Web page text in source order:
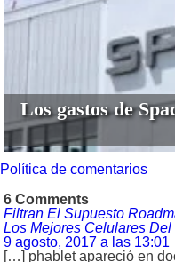
Los gastos de
Política de comentarios
6 Comments
Filtran El Supuesto
Los Mejores Celulares Del
9 agosto, 2017 a las 13:01
[…] phablet apareció en